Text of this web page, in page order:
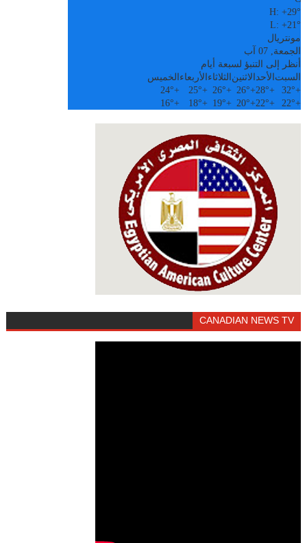
H:+29°
L:+21°
مونتريال
الجمعة, 07 آب
أنظر إلى التنبؤ لسبعة أيام
السبت الأحدالاثنين الثلاثاء الأربعاء الخميس
+
32°
+
28°
+
26°
+
26°
+
25°
+
24°
+
22°
+
22°
+
20°
+
19°
+
18°
+
16°
CANADIAN NEWS TV